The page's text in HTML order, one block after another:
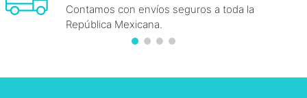
Contamos con envíos seguros a toda la
República Mexicana.